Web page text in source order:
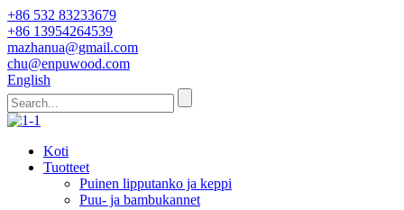
+86 532 83233679
+86 13954264539
mazhanua@gmail.com
chu@enpuwood.com
English
Koti
Tuotteet
Puinen lipputanko ja keppi
Puu- ja bambukannet